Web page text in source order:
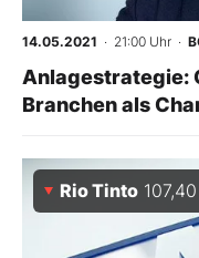
14.05.2021 · 21:00 Uhr ·
Anlagestrategie:
Branchen als
Rio Tinto 107,40